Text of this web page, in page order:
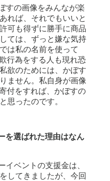
すの画像をみんなが楽
れば、それでもいいと
可も得ずに勝手に商品
ては、ずっと嫌な気持
は私の名前を使って
行為をする人も現れ恐
欲のためには、かぼす
ません。私自身が画像
付をすれば、かぼすの
思ったのです。
を選ばれた理由はなん
イベントの支援金は、
してきましたが、今回